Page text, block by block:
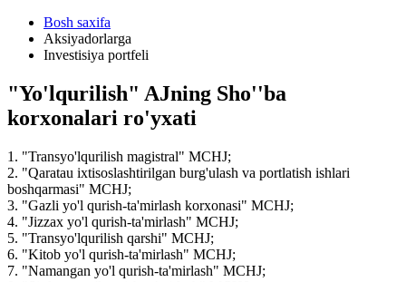
Bosh saxifa
Aksiyadorlarga
Investisiya portfeli
"Yo'lqurilish" AJning Sho''ba
korxonalari ro'yxati
1. "Transyo'lqurilish magistral" MCHJ;
2. "Qaratau ixtisoslashtirilgan burg'ulash va portlatish ishlari
boshqarmasi" MCHJ;
3. "Gazli yo'l qurish-ta'mirlash korxonasi" MCHJ;
4. "Jizzax yo'l qurish-ta'mirlash" MCHJ;
5. "Transyo'lqurilish qarshi" MCHJ;
6. "Kitob yo'l qurish-ta'mirlash" MCHJ;
7. "Namangan yo'l qurish-ta'mirlash" MCHJ;